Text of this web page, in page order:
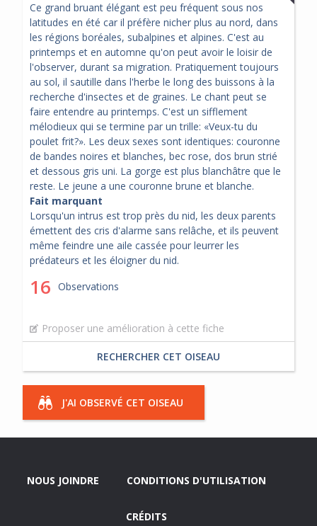
Ce grand bruant élégant est peu fréquent sous nos
latitudes en été car il préfère nicher plus au nord, dans
les régions boréales, subalpines et alpines. C'est au
printemps et en automne qu'on peut avoir le loisir de
l'observer, durant sa migration. Pratiquement toujours
au sol, il sautille dans l'herbe le long des buissons à la
recherche d'insectes et de graines. Le chant peut se
faire entendre au printemps. C'est un sifflement
mélodieux qui se termine par un trille: «Veux-tu du
poulet frit?». Les deux sexes sont identiques: couronne
de bandes noires et blanches, bec rose, dos brun strié
et dessous gris uni. La gorge est plus blanchâtre que le
reste. Le jeune a une couronne brune et blanche.
Fait marquant
Lorsqu'un intrus est trop près du nid, les deux parents
émettent des cris d'alarme sans relâche, et ils peuvent
même feindre une aile cassée pour leurrer les
prédateurs et les éloigner du nid.
16 Observations
Proposer une amélioration à cette fiche
RECHERCHER CET OISEAU
J'AI OBSERVÉ CET OISEAU
NOUS JOINDRE CONDITIONS D'UTILISATION
CRÉDITS